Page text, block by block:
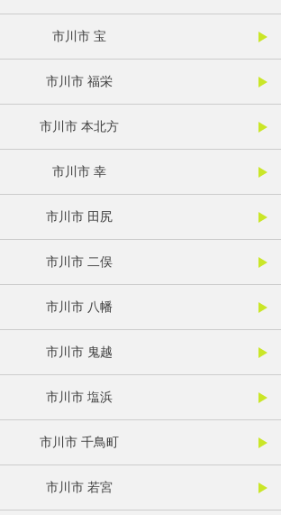
市川市 宝
市川市 福栄
市川市 本北方
市川市 幸
市川市 田尻
市川市 二俣
市川市 八幡
市川市 鬼越
市川市 塩浜
市川市 千鳥町
市川市 若宮